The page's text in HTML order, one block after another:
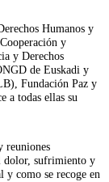
Humanos y
y
y Derechos
de Euskadi y
Fundación Paz y
a todas ellas su
reuniones
dolor, sufrimiento y
y como se recoge en